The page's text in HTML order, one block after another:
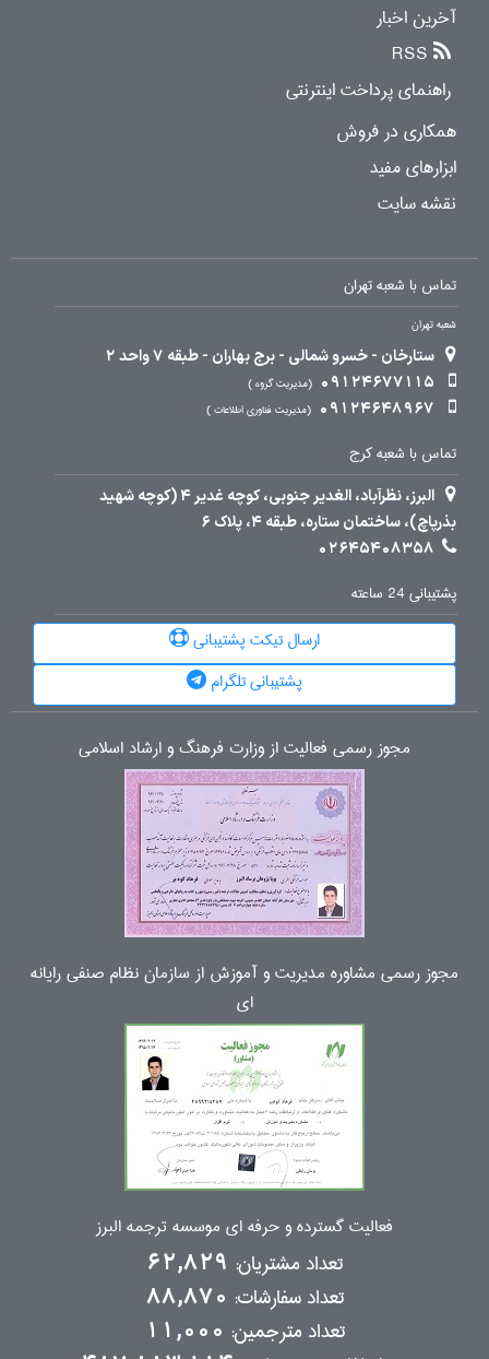
آخرین اخبار
RSS
راهنمای پرداخت اینترنتی
همکاری در فروش
ابزارهای مفید
نقشه سایت
تماس با شعبه تهران
شعبه تهران
ستارخان - خسرو شمالی - برج بهاران - طبقه 7 واحد 2
09124677115
مدیریت گروه
09124648967 مدیریت فناوری اطلاعات
تماس با شعبه کرج
البرز، نظرآباد، الغدیر جنوبی، کوچه غدیر 4 (کوچه شهید
بذرپاچ)، ساختمان ستاره، طبقه 4، پلاک 6
02645408358
پشتیبانی 24 ساعته
ارسال تیکت پشتیبانی
پشتیبانی تلگرام
مجوز رسمی فعالیت از وزارت فرهنگ و ارشاد اسلامی
مجوز رسمی مشاوره مدیریت و آموزش از سازمان نظام صنفی رایانه
ای
فعالیت گسترده و حرفه ای موسسه ترجمه البرز
تعداد مشتریان: 62,829
تعداد سفارشات: 88,870
تعداد مترجمین: 11,000